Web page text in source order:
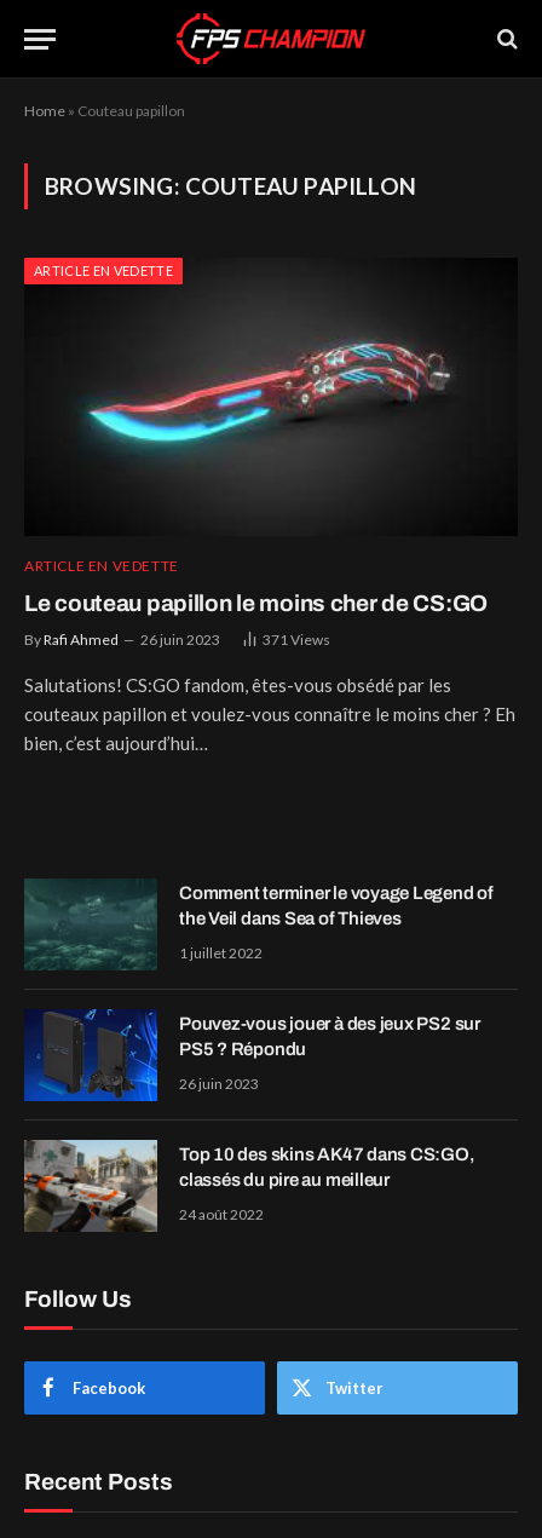
Home » Couteau papillon
BROWSING: COUTEAU PAPILLON
ARTICLE EN VEDETTE
ARTICLE EN VEDETTE
Le couteau papillon le moins cher de CS:GO
ByRafi Ahmed 26 juin 2023 371 Views
Salutations! CS:GO fandom, êtes-vous obsédé par les
couteaux papillon et voulez-vous connaître le moins cher ? Eh
bien, c’est aujourd’hui…
Comment terminer le voyage Legend of
the Veil dans Sea of Thieves
1 juillet 2022
Pouvez-vous jouer à des jeux PS2 sur
PS5 ? Répondu
26 juin 2023
Top 10 des skins AK47 dans CS:GO,
classés du pire au meilleur
24 août 2022
Follow Us
Facebook Twitter
Recent Posts